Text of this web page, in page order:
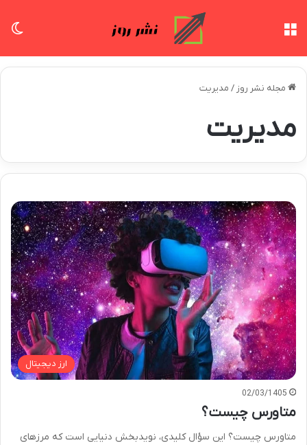
مجله نشر روز / مدیریت
مدیریت
ارز دیجیتال
02/03/1405
متاورس چیست؟
متاورس چیست؟ این سؤال کلیدی، نویدبخش دنیایی است که مرزهای